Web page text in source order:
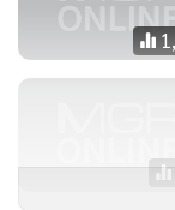
ส่วนบุคคล